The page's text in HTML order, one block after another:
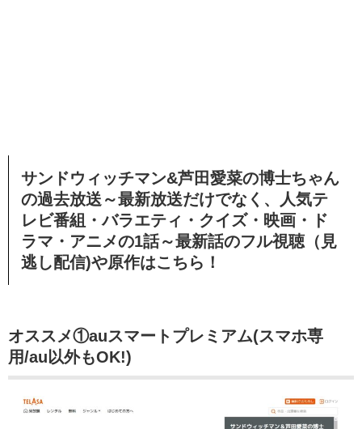
サンドウィッチマン&芦田愛菜の博士ちゃん
の過去放送～最新放送だけでなく、人気テ
レビ番組・バラエティ・クイズ・映画・ド
ラマ・アニメの1話～最新話のフル視聴（見
逃し配信)や原作はこちら！
オススメ①auスマートプレミアム(スマホ専
用/au以外もOK!)